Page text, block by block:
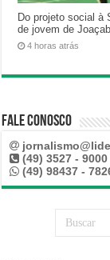
Do projeto social à
de jovem de
4 horas atrás
Fale Conosco
(49) 3527 - 9000
(49) 98437 -